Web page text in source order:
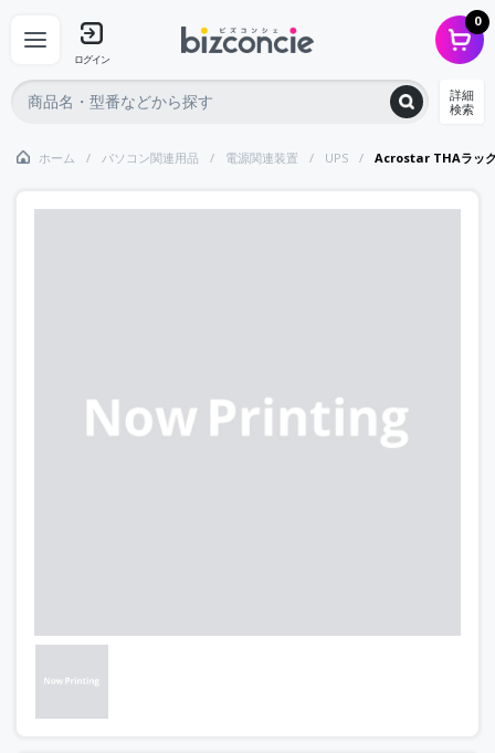
ログイン
0
詳細
検索
ホーム パソコン関連用品 電源関連装置 UPS Acrostar THAラック